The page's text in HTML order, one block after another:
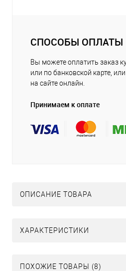
СПОСОБЫ ОПЛАТЫ
Вы можете оплатить заказ
или по банковской карте,
на сайте онлайн.
Принимаем к оплате
ОПИСАНИЕ ТОВАРА
ХАРАКТЕРИСТИКИ
ПОХОЖИЕ ТОВАРЫ (8)